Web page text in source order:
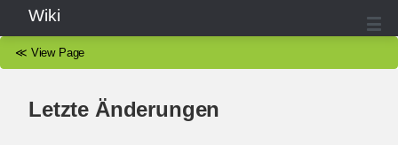
Wiki
≪ View Page
Letzte Änderungen